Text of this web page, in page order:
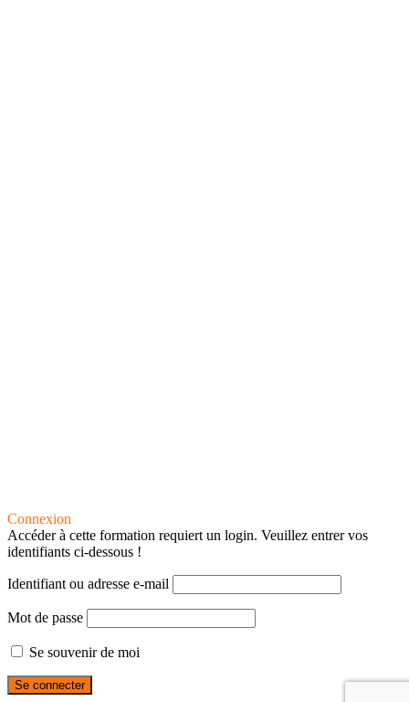
Connexion
Accéder à cette formation requiert un login. Veuillez entrer vos
identifiants ci-dessous !
Identifiant ou adresse e-mail
Mot de passe
Se souvenir de moi